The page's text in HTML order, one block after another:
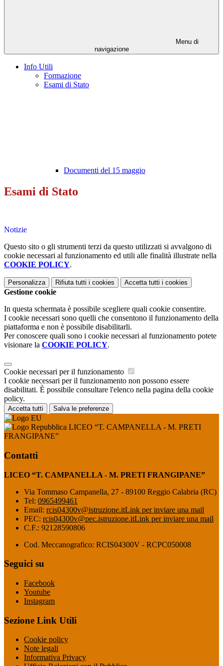
Menu di
navigazione
Info Utili
Formazione
Esami di Stato
Documenti del 15 maggio
Esami di Stato
Notizie
Questo sito o gli strumenti terzi da questo utilizzati si avvalgono di
cookie necessari al funzionamento ed utili alle finalità illustrate nella
COOKIE POLICY.
Personalizza Rifiuta tutti i cookies Accetta tutti i cookies
Gestione cookie
In questa schermata è possibile scegliere quali cookie consentire.
I cookie necessari sono quelli che consentono il funzionamento della
piattaforma e non è possibile disabilitarli.
Per conoscere quali sono i cookie necessari al funzionamento potete
visionare la COOKIE POLICY.
Cookie necessari per il funzionamento
I cookie necessari per il funzionamento non possono essere
disabilitati. È possibile consultare l'elenco nella pagina della cookie
policy.
Accetta tutti Salva le preferenze
LICEO “T. CAMPANELLA - M. PRETI
FRANGIPANE”
Contatti
LICEO “T. CAMPANELLA - M. PRETI FRANGIPANE”
Via Tommaso Campanella, 27 - 89100 Reggio Calabria (RC)
Tel: 0965499461
Email: rcis04300v@istruzione.itLink per inviare una mail
PEC: rcis04300v@pec.istruzione.itLink per inviare una mail
C.F.: 92128590806
Cod. Meccanografico: RCIS04300V - RCPC050008
Seguici su
Facebook
Youtube
Instagram
Sezione Link Utili
Cookie policy
Note legali
Informativa Privacy